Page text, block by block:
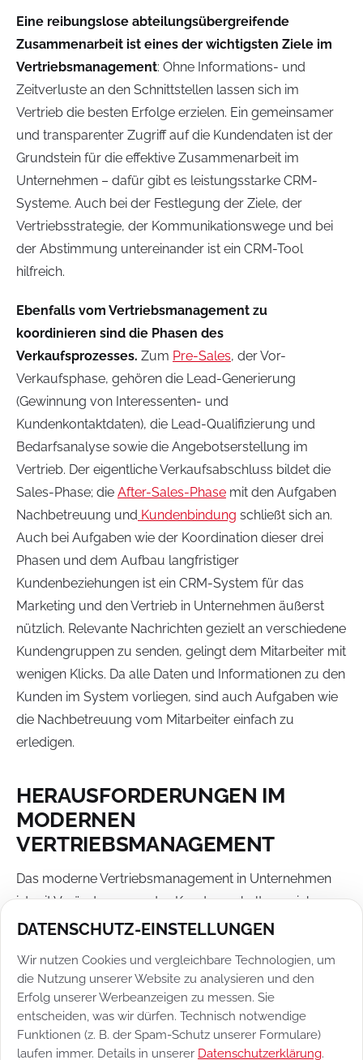
Eine reibungslose abteilungsübergreifende
Zusammenarbeit ist eines der wichtigsten Ziele im
Vertriebsmanagement: Ohne Informations- und
Zeitverluste an den Schnittstellen lassen sich im
Vertrieb die besten Erfolge erzielen. Ein gemeinsamer
und transparenter Zugriff auf die Kundendaten ist der
Grundstein für die effektive Zusammenarbeit im
Unternehmen – dafür gibt es leistungsstarke CRM-
Systeme. Auch bei der Festlegung der Ziele, der
Vertriebsstrategie, der Kommunikationswege und bei
der Abstimmung untereinander ist ein CRM-Tool
hilfreich.
Ebenfalls vom Vertriebsmanagement zu
koordinieren sind die Phasen des
Verkaufsprozesses. Zum Pre-Sales, der Vor-
Verkaufsphase, gehören die Lead-Generierung
(Gewinnung von Interessenten- und
Kundenkontaktdaten), die Lead-Qualifizierung und
Bedarfsanalyse sowie die Angebotserstellung im
Vertrieb. Der eigentliche Verkaufsabschluss bildet die
Sales-Phase; die After-Sales-Phase mit den Aufgaben
Nachbetreuung und Kundenbindung schließt sich an.
Auch bei Aufgaben wie der Koordination dieser drei
Phasen und dem Aufbau langfristiger
Kundenbeziehungen ist ein CRM-System für das
Marketing und den Vertrieb in Unternehmen äußerst
nützlich. Relevante Nachrichten gezielt an verschiedene
Kundengruppen zu senden, gelingt dem Mitarbeiter mit
wenigen Klicks. Da alle Daten und Informationen zu den
Kunden im System vorliegen, sind auch Aufgaben wie
die Nachbetreuung vom Mitarbeiter einfach zu
erledigen.
HERAUSFORDERUNGEN IM
MODERNEN
VERTRIEBSMANAGEMENT
Das moderne Vertriebsmanagement in Unternehmen
ist mit Veränderungen des Kundenverhaltens, sich
schnell weiterentwickelnden Technologien und
können das Vertriebsmanagement und die
Vertriebsstrategie nur erfolgreich sein, wenn auf
kontinuierliche Anpassungen, Optimierungen und die
Weiterentwicklung der Mitarbeiter Wert gelegt wird.
DATENSCHUTZ-EINSTELLUNGEN
Wir nutzen Cookies und vergleichbare Technologien, um
die Nutzung unserer Website zu analysieren und den
Erfolg unserer Werbeanzeigen zu messen. Sie
entscheiden, was wir dürfen. Technisch notwendige
Funktionen (z. B. der Spam-Schutz unserer Formulare)
laufen immer. Details in unserer Datenschutzerklärung.